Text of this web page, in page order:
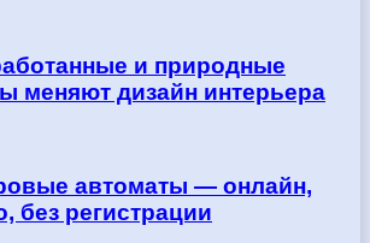
и природные
меняют дизайн интерьера
автоматы — онлайн,
без регистрации